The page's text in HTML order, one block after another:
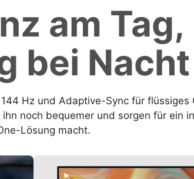
am Tag,
bei Nacht
Hz und Adaptive-Sync für
noch bequemer und sorgen für ein
Lösung macht.